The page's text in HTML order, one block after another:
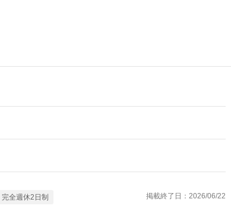
完全週休2日制 掲載終了日：2026/06/22